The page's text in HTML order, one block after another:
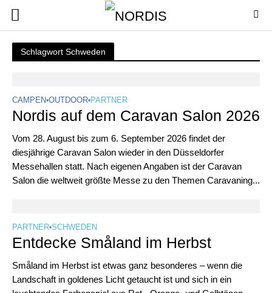
Schlagwort Schweden
CAMPEN•OUTDOOR•PARTNER
Nordis auf dem Caravan Salon 2026
Vom 28. August bis zum 6. September 2026 findet der
diesjährige Caravan Salon wieder in den Düsseldorfer
Messehallen statt. Nach eigenen Angaben ist der Caravan
Salon die weltweit größte Messe zu den Themen Caravaning...
PARTNER•SCHWEDEN
Entdecke Småland im Herbst
Småland im Herbst ist etwas ganz besonderes – wenn die
Landschaft in goldenes Licht getaucht ist und sich in ein